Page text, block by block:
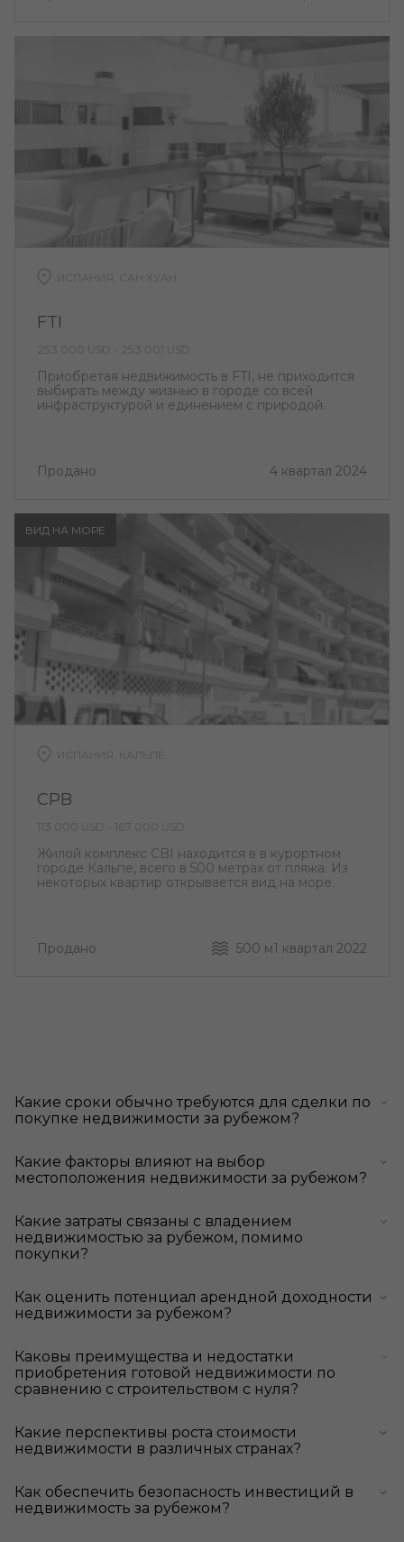
ИСПАНИЯ, САН ХУАН
FTI
Приобретая недвижимость в FTI, не приходится
выбирать между жизнью в городе со всей
инфраструктурой и единением с природой.
Продано 4 квартал 2024
ВИД НА МОРЕ
ИСПАНИЯ, КАЛЬПЕ
CPB
Жилой комплекс CBI находится в в курортном
городе Кальпе, всего в 500 метрах от пляжа. Из
некоторых квартир открывается вид на море.
Продано 500 м1 квартал 2022
Какие сроки обычно требуются для сделки по
покупке недвижимости за рубежом?
Какие факторы влияют на выбор
местоположения недвижимости за рубежом?
Какие затраты связаны с владением
недвижимостью за рубежом, помимо
покупки?
Как оценить потенциал арендной доходности
недвижимости за рубежом?
Каковы преимущества и недостатки
приобретения готовой недвижимости по
сравнению с строительством с нуля?
Какие перспективы роста стоимости
недвижимости в различных странах?
Как обеспечить безопасность инвестиций в
недвижимость за рубежом?